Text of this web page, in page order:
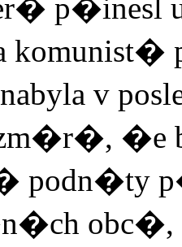
p�inesl
v
�e
obc�,